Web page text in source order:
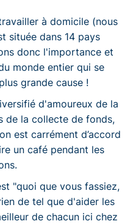
à domicile (nous
située dans 14 pays
donc l'importance et
monde entier qui se
grande cause !
d'amoureux de la
de la collecte de fonds,
est carrément d’accord
un café pendant les
"quoi que vous fassiez,
de tel que d'aider les
de chacun ici chez